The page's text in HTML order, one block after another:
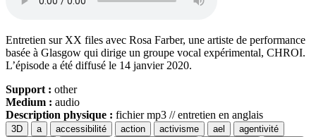
Entretien sur XX files avec Rosa Farber, une artiste de performance
basée à Glasgow qui dirige un groupe vocal expérimental, CHROI.
L’épisode a été diffusé le 14 janvier 2020.
Support : other
Medium : audio
Description physique : fichier mp3 // entretien en anglais
3D a accessibilité action activisme ael
agentivité